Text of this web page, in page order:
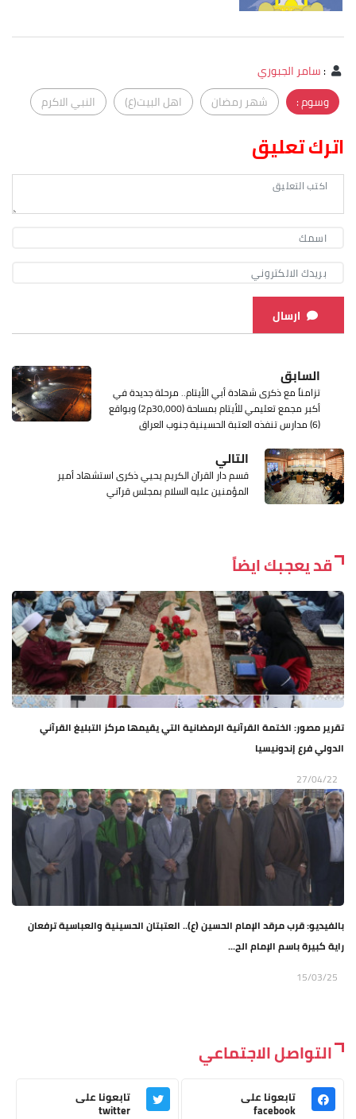
:سامر الجبوري
وسوم :
شهر رمضان اهل البيت(ع) النبي الاكرم
اترك تعليق
ارسال
السابق
تزامناً مع ذكرى شهادة أبي الأيتام.. مرحلة جديدة في
أكبر مجمع تعليمي للأيتام بمساحة (30,000م2) وبواقع
(6) مدارس تنفذه العتبة الحسينية جنوب العراق
التالي
قسم دار القرآن الكريم يحيي ذكرى استشهاد أمير
المؤمنين عليه السلام بمجلس قرآني
قد يعجبك ايضاً
تقرير مصور: الختمة القرآنية الرمضانية التي يقيمها مركز التبليغ القرآني
الدولي فرع إندونيسيا
27/04/22
بالفيديو: قرب مرقد الإمام الحسين (ع).. العتبتان الحسينية والعباسية ترفعان
راية كبيرة باسم الإمام الح...
15/03/25
التواصل الاجتماعي
تابعونا على
facebook
تابعونا على
twitter